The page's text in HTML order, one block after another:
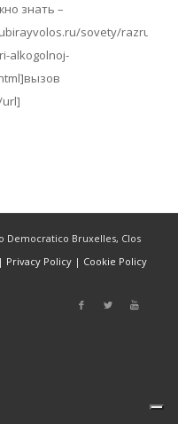
знать –
sovety/
alkogolnoj-
url]
Bruxelles, Clos
Privacy Policy| Cookie Policy